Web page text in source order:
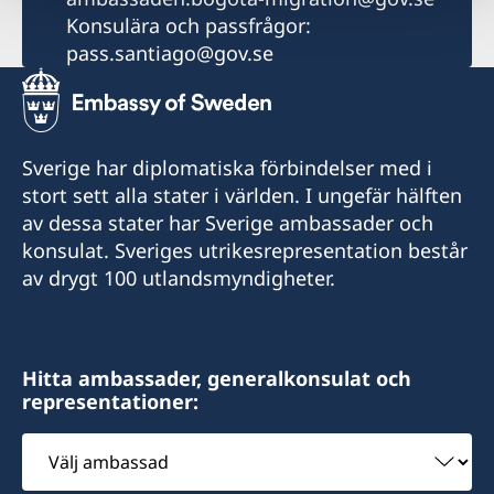
Konsulära och passfrågor:
pass.santiago@gov.se
Sverige har diplomatiska förbindelser med i
stort sett alla stater i världen. I ungefär hälften
av dessa stater har Sverige ambassader och
konsulat. Sveriges utrikesrepresentation består
av drygt 100 utlandsmyndigheter.
Hitta ambassader, generalkonsulat och
representationer:
Välj
ambassad